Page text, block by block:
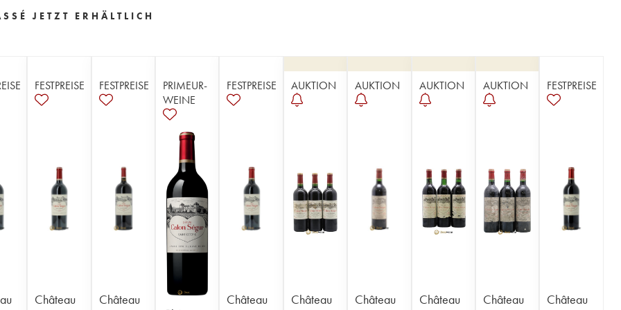
JETZT ERHÄLTLICH
FESTPREISE
Château
FESTPREISE
Château
PRIMEUR-
WEINE
FESTPREISE
Château
AUKTION
Château
AUKTION
Château
AUKTION
Château
AUKTION
Château
FESTPREISE
Château